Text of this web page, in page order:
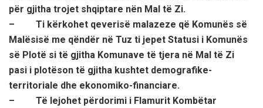
për gjitha trojet shqiptare nën Mal të Zi.
– Ti kërkohet qeverisë malazeze që Komunës së
Malësisë me qëndër në Tuz ti jepet Statusi i Komunës
së Plotë si të gjitha Komunave të tjera në Mal të Zi
pasi i plotëson të gjitha kushtet demografike-
territoriale dhe ekonomiko-financiare.
– Të lejohet përdorimi i Flamurit Kombëtar